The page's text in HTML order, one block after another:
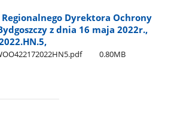
Dyrektora Ochrony
z dnia 16 maja 2022r.,
0.80MB